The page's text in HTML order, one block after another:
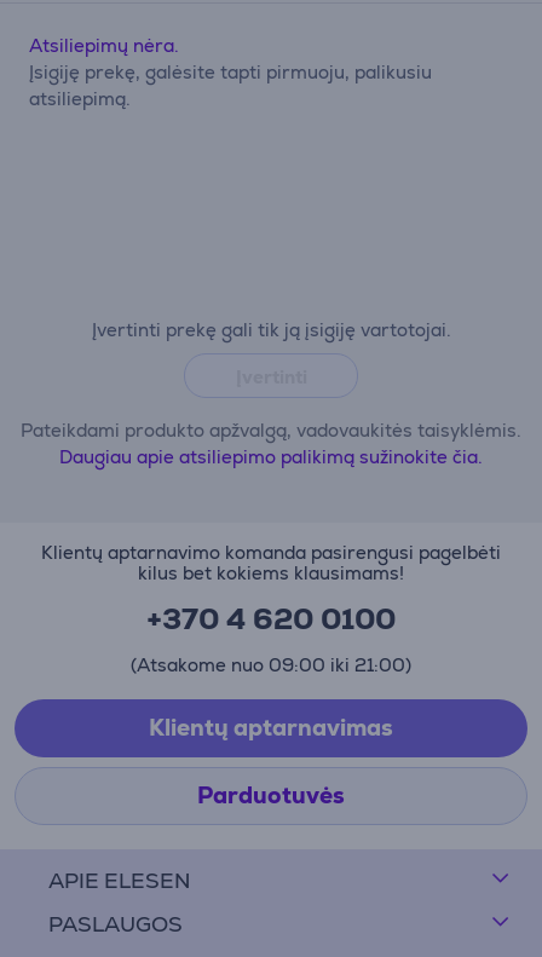
Įvertinti prekę gali tik ją įsigiję vartotojai.
Pateikdami produkto apžvalgą, vadovaukitės taisyklėmis.
Daugiau apie atsiliepimo palikimą sužinokite čia.
Atsiliepimų nėra.
Įsigiję prekę, galėsite tapti pirmuoju, palikusiu
atsiliepimą.
APIE ELESEN
PASLAUGOS
Klientų aptarnavimo komanda pasirengusi pagelbėti
kilus bet kokiems klausimams!
+370 4 620 0100
(Atsakome nuo 09:00 iki 21:00)
Klientų aptarnavimas
Parduotuvės